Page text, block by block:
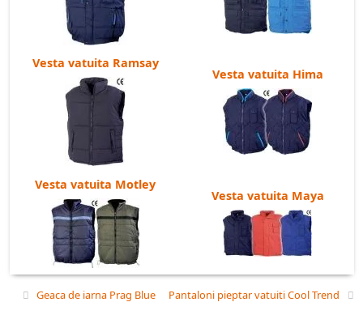
Vesta vatuita Ramsay
Vesta vatuita Hima
Vesta vatuita Motley
Vesta vatuita Maya
Geaca de iarna Prag Blue Pantaloni pieptar vatuiti Cool Trend